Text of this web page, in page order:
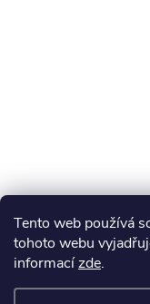
Tento web používá
tohoto webu
informacízde.